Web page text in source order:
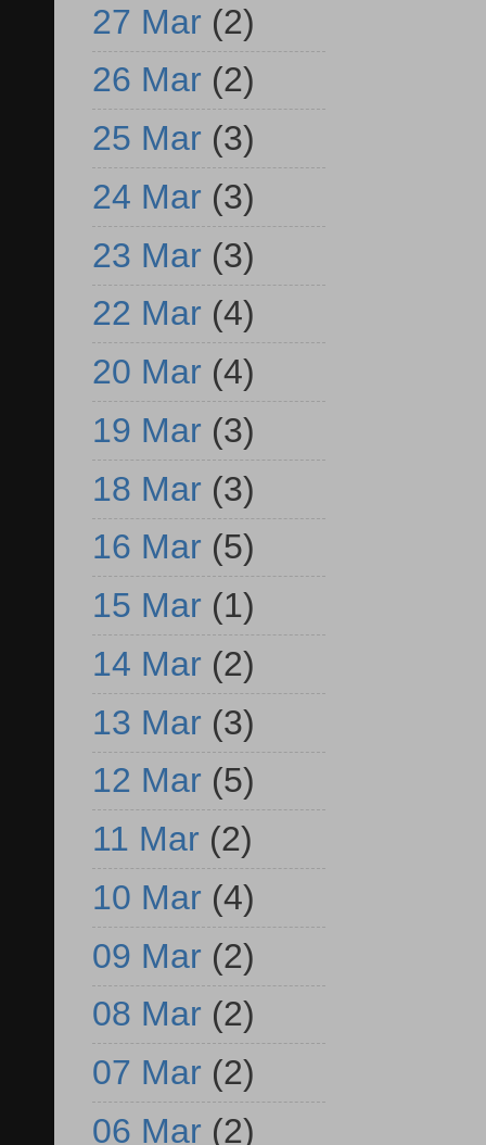
27 Mar (2)
26 Mar (2)
25 Mar (3)
24 Mar (3)
23 Mar (3)
22 Mar (4)
20 Mar (4)
19 Mar (3)
18 Mar (3)
16 Mar (5)
15 Mar (1)
14 Mar (2)
13 Mar (3)
12 Mar (5)
11 Mar (2)
10 Mar (4)
09 Mar (2)
08 Mar (2)
07 Mar (2)
06 Mar (2)